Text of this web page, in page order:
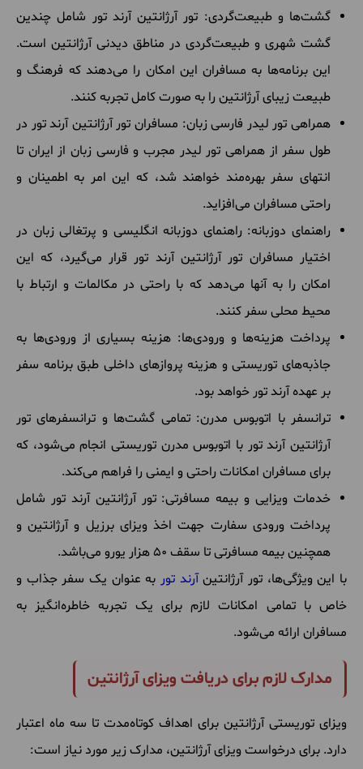
گشت‌ها و طبیعت‌گردی: تور آرژانتین آرند تور شامل چندین
گشت شهری و طبیعت‌گردی در مناطق دیدنی آرژانتین است.
این برنامه‌ها به مسافران این امکان را می‌دهند که فرهنگ و
طبیعت زیبای آرژانتین را به صورت کامل تجربه کنند.
همراهی تور لیدر فارسی زبان: مسافران تور آرژانتین آرند تور در
طول سفر از همراهی تور لیدر مجرب و فارسی زبان از ایران تا
انتهای سفر بهره‌مند خواهند شد، که این امر به اطمینان و
راحتی مسافران می‌افزاید.
راهنمای دوزبانه: راهنمای دوزبانه انگلیسی و پرتغالی زبان در
اختیار مسافران تور آرژانتین آرند تور قرار می‌گیرد، که این
امکان را به آنها می‌دهد که با راحتی در مکالمات و ارتباط با
محیط محلی سفر کنند.
پرداخت هزینه‌ها و ورودی‌ها: هزینه بسیاری از ورودی‌ها به
جاذبه‌های توریستی و هزینه پروازهای داخلی طبق برنامه سفر
بر عهده آرند تور خواهد بود.
ترانسفر با اتوبوس مدرن: تمامی گشت‌ها و ترانسفرهای تور
آرژانتین آرند تور با اتوبوس مدرن توریستی انجام می‌شود، که
برای مسافران امکانات راحتی و ایمنی را فراهم می‌کند.
خدمات ویزایی و بیمه مسافرتی: تور آرژانتین آرند تور شامل
پرداخت ورودی سفارت جهت اخذ ویزای برزیل و آرژانتین و
همچنین بیمه مسافرتی تا سقف 50 هزار یورو می‌باشد.
با این ویژگی‌ها، تور آرژانتینآرند تور به عنوان یک سفر جذاب و
خاص با تمامی امکانات لازم برای یک تجربه خاطره‌انگیز به
مسافران ارائه می‌شود.
مدارک لازم برای دریافت ویزای آرژانتین
ویزای توریستی آرژانتین برای اهداف کوتاه‌مدت تا سه ماه اعتبار
دارد. برای درخواست ویزای آرژانتین، مدارک زیر مورد نیاز است: